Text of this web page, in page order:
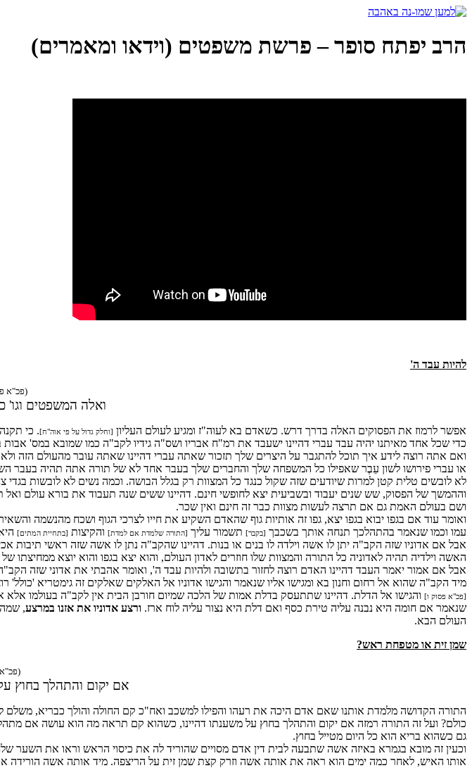
דלג
הרב יפתח סופר – פרשת משפטים (וידאו ומאמרים)
להיות עבד ה'
(פכ"א
ואלה המשפטים וגו'
אפשר לרמוז את הפסוקים האלה בדרך דרש. כשאדם בא לעוה"ז ומגיע לעולם העליון [וחלק גדול על פי אוה"ח]. כי
כדי שכל אחד מאיתנו יהיה עבד עברי דהיינו ישעבד את רמ"ח אבריו ושס"ה גידיו לקב"ה כמו שמובא במס' אבות
ואם אתה רוצה לידע איך תוכל להתגבר על היצרים שלך תזכור שאתה עברי דהיינו שאתה עובר מהעולם הזה
או עברי פירושו לשון עֵבֶר שאפילו כל המשפחה שלך והחברים שלך בעבר אחד לא של תורה אתה תהיה בעבר
לא לובשים טלית קטן למרות שיודעים שזה שקול כנגד כל המצוות רק בגלל הבושה. וכמה נשים לא לובשות בגדי
וההמשך של הפסוק, שש שנים יעבוד ובשביעית יצא לחופשי חינם. דהיינו ששים שנה תעבוד את בורא עולם
ושם בעולם האמת גם אם תרצה לעשות מצוות כבר זה חינם ואין שכר.
ואומר עוד אם בגפו יבוא בגפו יצא, גפו זה אותיות גוף שהאדם השקיע את חייו לצרכי הגוף ושכח מהנשמה
עמו וכמו שנאמר בהתהלכך תנחה אותך בשכבך [בקבר] תשמור עליך [התורה שלמדת אם למדת] והקיצות [בתחיית המתים]
אבל אם אדוניו שזה הקב"ה יתן לו אשה וילדה לו בנים או בנות. דהיינו שהקב"ה נתן לו אשה שזה ראשי תיבות
האשה וילדיה תהיה לאדוניה כל התורה והמצוות שלו חוזרים לאדון העולם, והוא יצא בגפו והוא יוצא
אבל אם אמור יאמר העבד דהיינו האדם רוצה לחזור בתשובה ולהיות עבד ה', ואומר אהבתי את אדוני שזה
מיד הקב"ה שהוא אל רחום וחנון בא ומגישו אליו שנאמר והגישו אדוניו אל האלקים שאלקים זה גימטריא
[פכ"א פסוק ו] והגישו אל הדלת. דהיינו שתתעסק בדלת אמות של הלכה שמיום חורבן הבית אין לקב"ה בעולמו
שנאמר אם חומה היא נבנה עליה טירת כסף ואם דלת היא נצור עליה לוח ארז. ורצע אדוניו את אזנו במרצע,
העולם הבא.
שמן זית או מטפחת ראש?
אם יקום והתהלך בחוץ
התורה הקדושה מלמדת אותנו שאם אדם היכה את רעהו והפילו למשכב ואח"כ קם החולה והולך כבריא, משלם
כולם? ועל זה התורה רמזה אם יקום והתהלך בחוץ על משענתו דהיינו, כשהוא קם תראה מה הוא עושה אם
גם כשהוא בריא הוא כל היום מטייל בחוץ.
וכעין זה מובא בגמרא באיזה אשה שתבעה לבית דין אדם מסויים שהוריד לה את כיסוי הראש וראו את השער
אותו האיש, לאחר כמה ימים הוא ראה את אותה אשה וזרק קצת שמן זית על הריצפה. מיד אותה אשה הורידה